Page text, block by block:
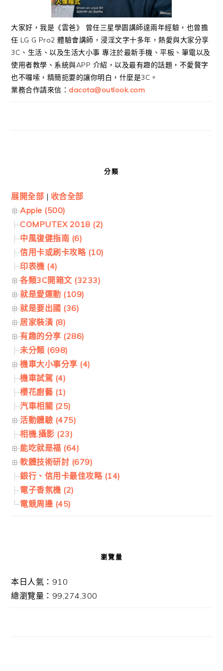
大家好，我是《雲爸》 曾任三星學園講師達兩年經驗，也曾擔
任 LG G Pro2 體驗會講師，浸淫文字十多年，熱愛與大家分享
3C、生活、以及生活大小事 專注於最新手機、平板、筆電以及
使用者教學、系統與APP 介紹，以及最有趣的話題，不愛贅字
也不囉嗦，精簡扼要的讓你明白，什麼是3C。
業務合作請來信： dacota@outlook.com
分類
展開全部 | 收合全部
Apple (500)
COMPUTEX 2018 (2)
中風復健指南 (6)
信用卡或刷卡攻略 (10)
印表機 (4)
各類3C開箱文 (3233)
就是愛運動 (109)
就是要出國 (36)
居家裝潢 (8)
有趣的分享 (286)
未分類 (698)
機車大小事分享 (4)
機車試駕 (4)
櫻花廚藝 (1)
汽車相關 (25)
活動體驗 (475)
相機.攝影 (23)
能吃就是福 (64)
軟體技術研討 (679)
銀行、信用卡最佳攻略 (14)
電子香氛機 (2)
電競周邊 (45)
瀏覽量
本日人氣：910
總瀏覽量：99,274,300